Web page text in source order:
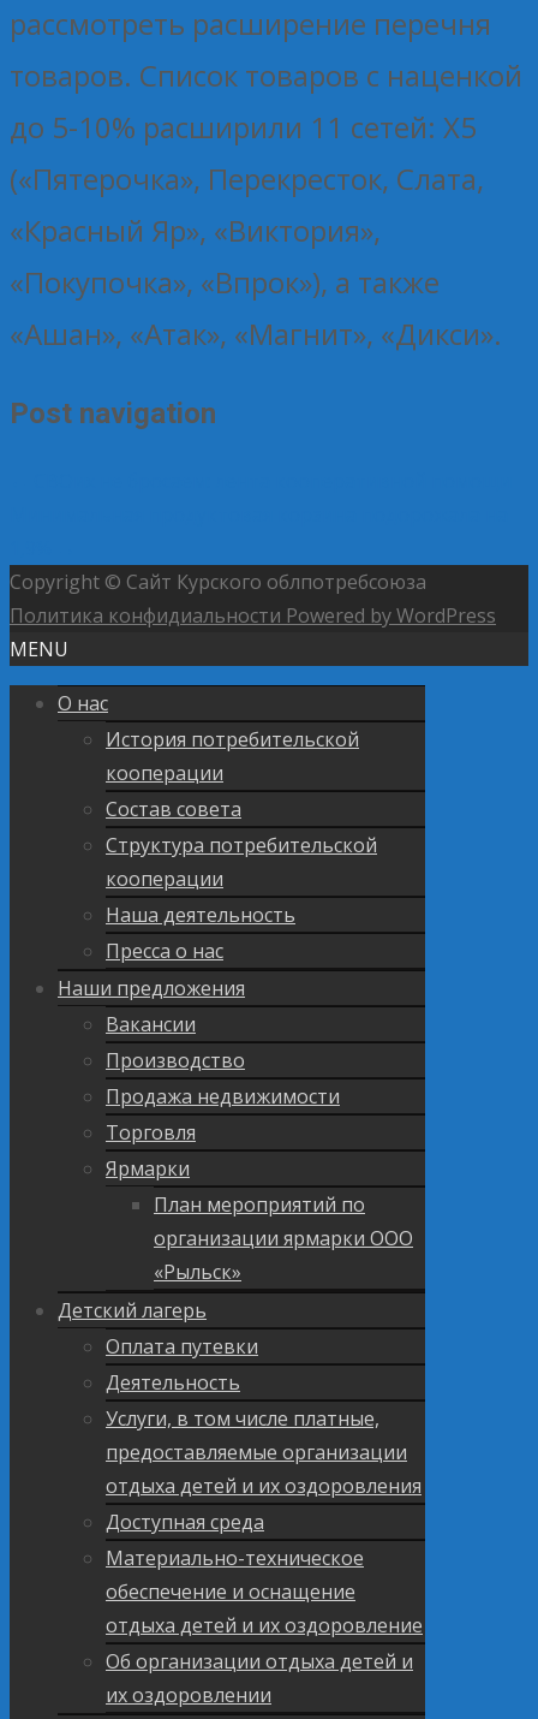
рассмотреть расширение перечня
товаров. Список товаров с наценкой
до 5-10% расширили 11 сетей: Х5
(«Пятерочка», Перекресток, Слата,
«Красный Яр», «Виктория»,
«Покупочка», «Впрок»), а также
«Ашан», «Атак», «Магнит», «Дикси».
Post navigation
Copyright © Сайт Курского облпотребсоюза
Политика конфидиальности Powered by WordPress
MENU
О нас
История потребительской
кооперации
Состав совета
Структура потребительской
кооперации
Наша деятельность
Пресса о нас
Наши предложения
Вакансии
Производство
Продажа недвижимости
Торговля
Ярмарки
План мероприятий по
организации ярмарки ООО
«Рыльск»
Детский лагерь
Оплата путевки
Деятельность
Услуги, в том числе платные,
предоставляемые организации
отдыха детей и их оздоровления
Доступная среда
Материально-техническое
обеспечение и оснащение
отдыха детей и их оздоровление
Об организации отдыха детей и
их оздоровлении